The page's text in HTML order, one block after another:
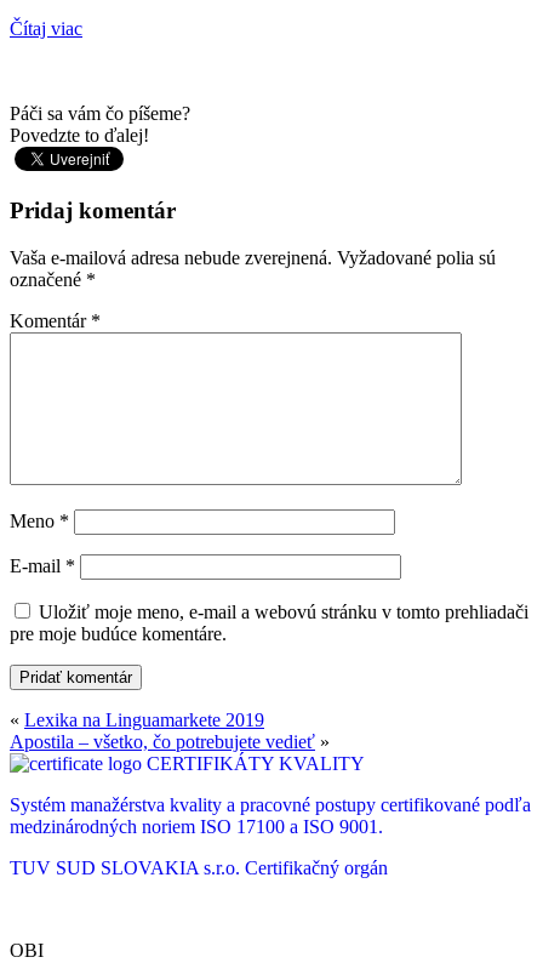
Čítaj viac
Páči sa vám čo píšeme?
Povedzte to ďalej!
Pridaj komentár
Vaša e-mailová adresa nebude zverejnená. Vyžadované polia sú
označené *
Komentár *
Meno *
E-mail *
Uložiť moje meno, e-mail a webovú stránku v tomto prehliadači
pre moje budúce komentáre.
« Lexika na Linguamarkete 2019
Apostila – všetko, čo potrebujete vedieť »
CERTIFIKÁTY KVALITY
Systém manažérstva kvality a pracovné postupy certifikované podľa
medzinárodných noriem ISO 17100 a ISO 9001.
TUV SUD SLOVAKIA s.r.o. Certifikačný orgán
OBI